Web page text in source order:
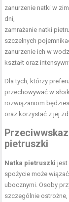
zanurzenie natki w
dni,
zamrażanie natki
szczelnych
zanurzenie ich w
kształt oraz
Dla tych, którzy
przechowywać w
rozwiązaniom
oraz korzystać z jej
pietruszki
Natka pietruszki jest
spożycie może
ubocznymi. Osoby
szczególnie